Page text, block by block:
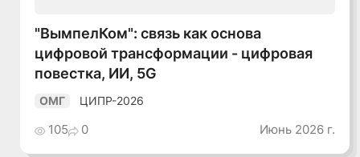
"ВымпелКом": связь как основа
цифровой трансформации - цифровая
повестка, ИИ, 5G
ОМГ ЦИПР-2026
105 0 Июнь 2026 г.